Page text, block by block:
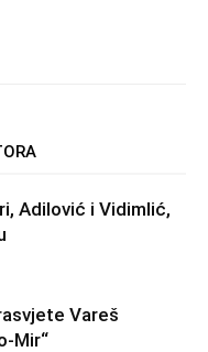
Adilović i Vidimlić,
Vareš
Mir“